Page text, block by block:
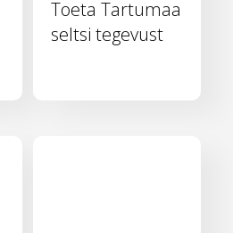
Toeta Tartumaa
seltsi tegevust